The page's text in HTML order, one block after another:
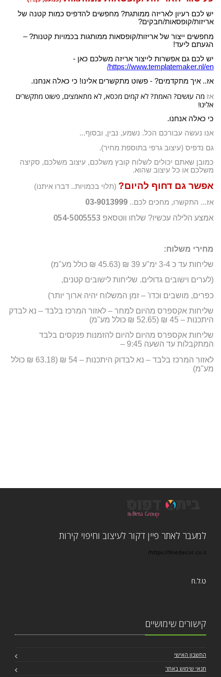
יש לכם רעיון לאריזה ממותגת? מחפשים להדפיס כמות קטנה של
אריזות/קופסאות/חבקים?
מחפשים ייצור של אריזות/קופסאות ממותגות בכמויות קטנות? –
הגעתם ליעד!
יש לכם גם אפשרות לייצור אריזה משלכם כאן -
https://www.templatemaker.nl/en
/
אז.. איך מתקדמים? - פשוט מתקשרים אלינו! כי כאלה אנחנו.
אז מה עושים? האמת? לא קמים מכסא, לא מתאמצים, פשוט מתקשרים
אלינו!
כי כאלה אנחנו.
אנו נעשה עבורכם הכל. נשמע, נבין, ובסוף...
גם נדפיס (עיצוב גרפי בתוספת מחיר).
כמובן שאתם יכולים לשלוח קובץ משלכם, עיצוב משלכם, סקיצה
משלכם או כל עיצוב שהוא.
אפשר גם דחוף להיום? (תלוי בכמויות.. דברו איתנו)
אז... התקשרו, מחכים לכם.. 03-9013999
אמצע הלילה עכשיו? שלחו ווטסאפ 054-5005553
מחירי משלוח:
שליחות עד כ 3-4 ימ"ע 39 ₪ (45.63 ₪ כולל מע"מ)
(לערים וישובים גדולים. שליחות לישובים קטנים,
כפרים, מושבים וכדו' – זמן המשלוח יהיה ארוך יותר)
שליחות אקספרס מהיום למחר – לאזור המרכז בלבד – נא לבדק
היתכנות – 45 ₪ (52.65 ₪ כולל מע"מ)
שליחות אקספרס מהיום להיום להזמנות פנקסים בלבד
המתקבלות עד השעה 9:45 –
לאזור המרכז בלבד – נא לבדוק היתכנות – 54 ₪ (63.18 ₪ כולל
מע"מ)
למעבר לאתר פיין דקור לעיצוב וחיפוי קירות
https://finedecor.co.il/
ט.ל.ח
קישורים שימושיים
החשבון האישי
תנאי שימוש באתר